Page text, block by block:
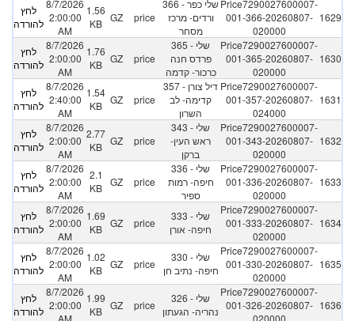
לחץ
להורדה
8/7/2026
2:00:00
AM
1.56
KB GZ price
366 - שלי כפר
ורדים- מרכז
מסחר
Price7290027600007-
001-366-20260807-
020000
1629
לחץ
להורדה
8/7/2026
2:00:00
AM
1.76
KB GZ price
365 - שלי
פרדס חנה
כרכור- קדמה
Price7290027600007-
001-365-20260807-
020000
1630
לחץ
להורדה
8/7/2026
2:40:00
AM
1.54
KB GZ price
357 - דיל צורן
קדימה- לב
השרון
Price7290027600007-
001-357-20260807-
024000
1631
לחץ
להורדה
8/7/2026
2:00:00
AM
2.77
KB GZ price
343 - שלי
ראש העין-
ברקן
Price7290027600007-
001-343-20260807-
020000
1632
לחץ
להורדה
8/7/2026
2:00:00
AM
2.1
KB GZ price
336 - שלי
חיפה- רמות
ספיר
Price7290027600007-
001-336-20260807-
020000
1633
לחץ
להורדה
8/7/2026
2:00:00
AM
1.69
KB GZ price
333 - שלי
חיפה- אורן
Price7290027600007-
001-333-20260807-
020000
1634
לחץ
להורדה
8/7/2026
2:00:00
AM
1.02
KB GZ price
330 - שלי
חיפה- נתיב חן
Price7290027600007-
001-330-20260807-
020000
1635
לחץ
להורדה
8/7/2026
2:00:00
AM
1.99
KB GZ price
326 - שלי
נהריה- הגעתון
Price7290027600007-
001-326-20260807-
020000
1636